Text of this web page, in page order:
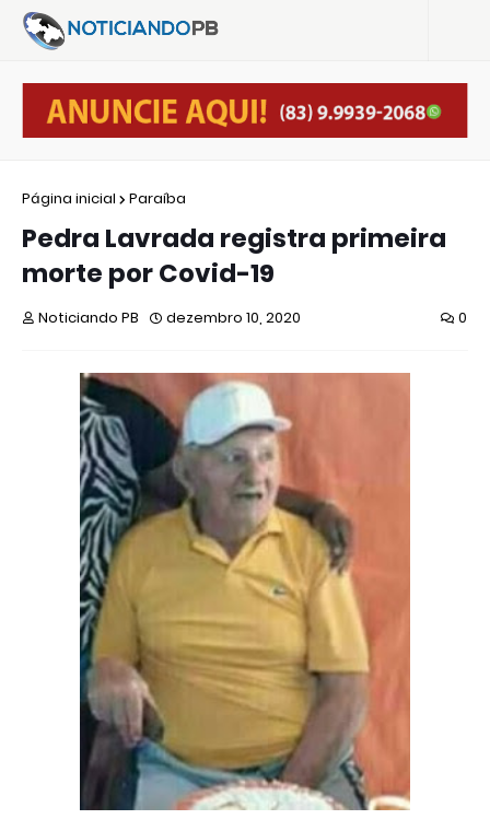
Página inicial Paraíba
Pedra Lavrada registra primeira
morte por Covid-19
Noticiando PB dezembro 10, 2020 0